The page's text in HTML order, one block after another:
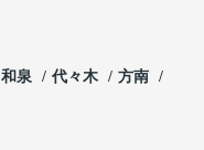
和泉 代々木
方南